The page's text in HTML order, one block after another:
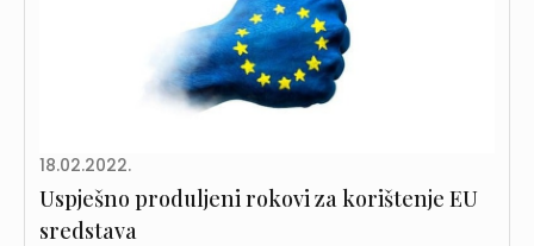
18.02.2022.
Uspješno produljeni rokovi za korištenje EU
sredstava